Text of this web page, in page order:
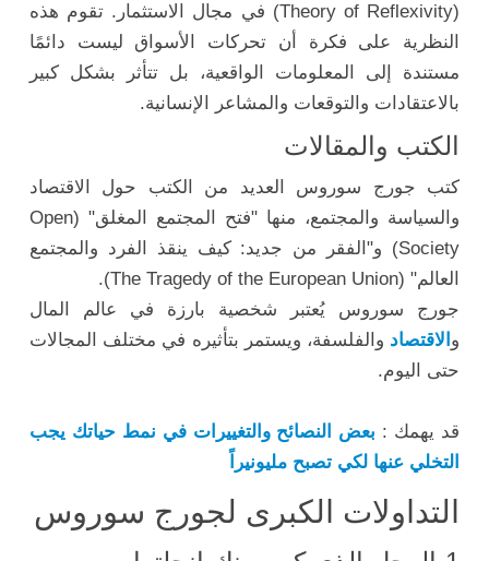
(Theory of Reflexivity) في مجال الاستثمار. تقوم هذه
النظرية على فكرة أن تحركات الأسواق ليست دائمًا
مستندة إلى المعلومات الواقعية، بل تتأثر بشكل كبير
بالاعتقادات والتوقعات والمشاعر الإنسانية.
الكتب والمقالات
كتب جورج سوروس العديد من الكتب حول الاقتصاد
والسياسة والمجتمع، منها "فتح المجتمع المغلق" (Open
Society) و"الفقر من جديد: كيف ينقذ الفرد والمجتمع
العالم" (The Tragedy of the European Union).
جورج سوروس يُعتبر شخصية بارزة في عالم المال
و الاقتصاد والفلسفة، ويستمر بتأثيره في مختلف المجالات
حتى اليوم.
قد يهمك : بعض النصائح والتغييرات في نمط حياتك يجب
التخلي عنها لكي تصبح مليونيراً
التداولات الكبرى لجورج سوروس